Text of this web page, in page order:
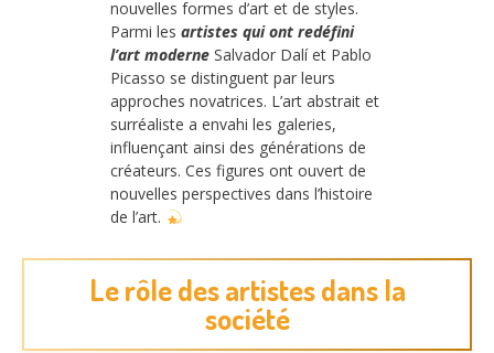
nouvelles formes d’art et de styles.
Parmi les artistes qui ont redéfini
l’art moderne Salvador Dalí et Pablo
Picasso se distinguent par leurs
approches novatrices. L’art abstrait et
surréaliste a envahi les galeries,
influençant ainsi des générations de
créateurs. Ces figures ont ouvert de
nouvelles perspectives dans l’histoire
de l’art.
Le rôle des artistes dans la
société